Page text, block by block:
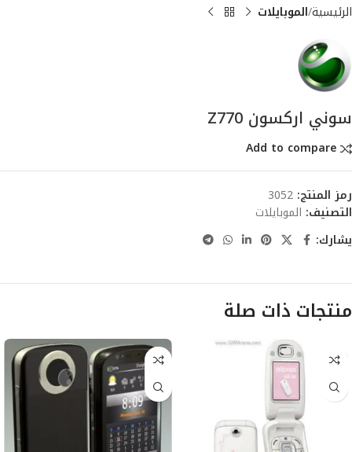
الرئيسية الموبايلات
سوني اركسون Z770
Add to compare
رمز المنتج: 3052
التصنيف: الموبايلات
يشارك:
منتجات ذات صلة